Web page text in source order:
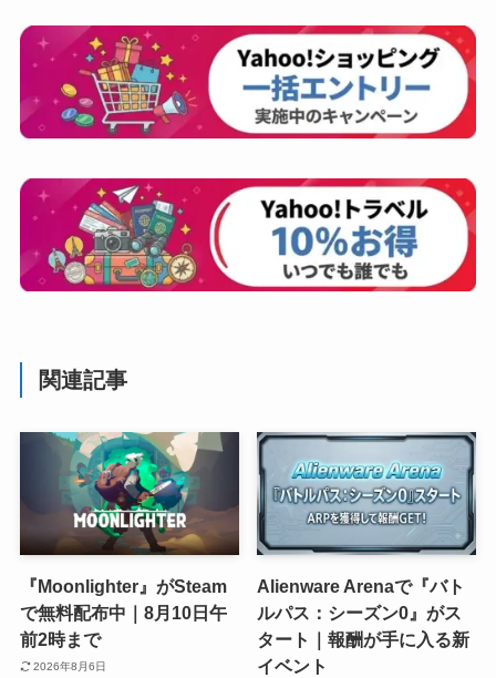
関連記事
『Moonlighter』がSteam
で無料配布中｜8月10日午
前2時まで
2026年8月6日
Alienware Arenaで『バト
ルパス：シーズン0』がス
タート｜報酬が手に入る新
イベント